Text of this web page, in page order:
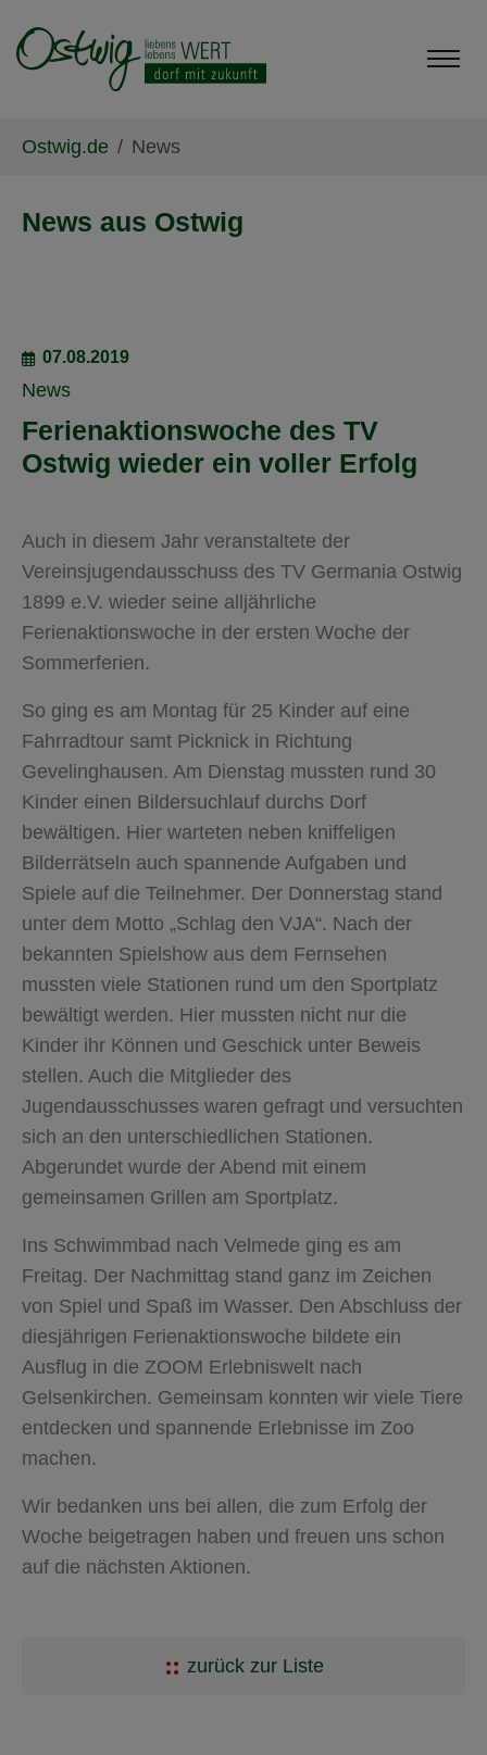
Ostwig.de News
News aus Ostwig
07.08.2019
News
Ferienaktionswoche des TV
Ostwig wieder ein voller Erfolg
Auch in diesem Jahr veranstaltete der
Vereinsjugendausschuss des TV Germania Ostwig
1899 e.V. wieder seine alljährliche
Ferienaktionswoche in der ersten Woche der
Sommerferien.
So ging es am Montag für 25 Kinder auf eine
Fahrradtour samt Picknick in Richtung
Gevelinghausen. Am Dienstag mussten rund 30
Kinder einen Bildersuchlauf durchs Dorf
bewältigen. Hier warteten neben kniffeligen
Bilderrätseln auch spannende Aufgaben und
Spiele auf die Teilnehmer. Der Donnerstag stand
unter dem Motto „Schlag den VJA“. Nach der
bekannten Spielshow aus dem Fernsehen
mussten viele Stationen rund um den Sportplatz
bewältigt werden. Hier mussten nicht nur die
Kinder ihr Können und Geschick unter Beweis
stellen. Auch die Mitglieder des
Jugendausschusses waren gefragt und versuchten
sich an den unterschiedlichen Stationen.
Abgerundet wurde der Abend mit einem
gemeinsamen Grillen am Sportplatz.
Ins Schwimmbad nach Velmede ging es am
Freitag. Der Nachmittag stand ganz im Zeichen
von Spiel und Spaß im Wasser. Den Abschluss der
diesjährigen Ferienaktionswoche bildete ein
Ausflug in die ZOOM Erlebniswelt nach
Gelsenkirchen. Gemeinsam konnten wir viele Tiere
entdecken und spannende Erlebnisse im Zoo
machen.
Wir bedanken uns bei allen, die zum Erfolg der
Woche beigetragen haben und freuen uns schon
auf die nächsten Aktionen.
zurück zur Liste